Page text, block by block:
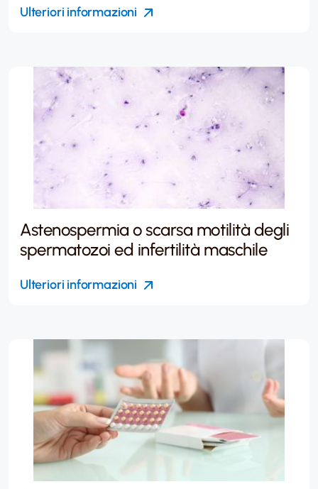
Ulteriori informazioni
Astenospermia o scarsa motilità degli
spermatozoi ed infertilità maschile
Ulteriori informazioni